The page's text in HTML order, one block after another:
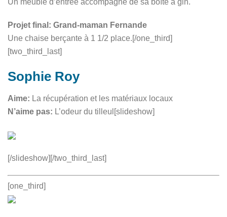
Un meuble d’entrée accompagné de sa boîte à gin.
Projet final: Grand-maman Fernande
Une chaise berçante à 1 1/2 place.[/one_third]
[two_third_last]
Sophie Roy
Aime: La récupération et les matériaux locaux
N’aime pas: L’odeur du tilleul[slideshow]
[/slideshow][/two_third_last]
[one_third]